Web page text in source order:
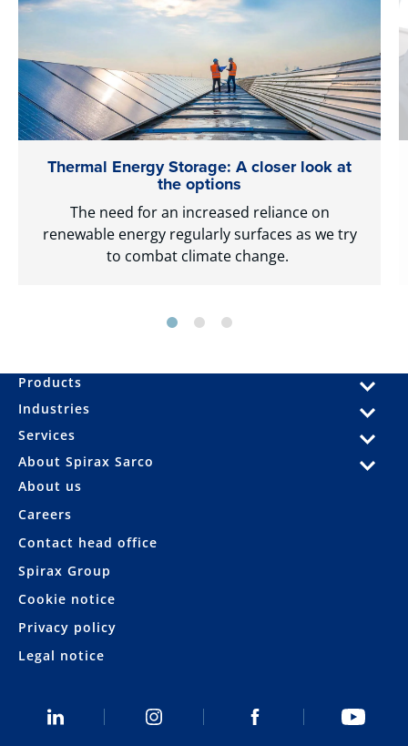
Thermal Energy Storage: A closer look at
the options
The need for an increased reliance on
renewable energy regularly surfaces as we try
to combat climate change.
Products
Industries
Services
About Spirax Sarco
About us
Careers
Contact head office
Spirax Group
Cookie notice
Privacy policy
Legal notice